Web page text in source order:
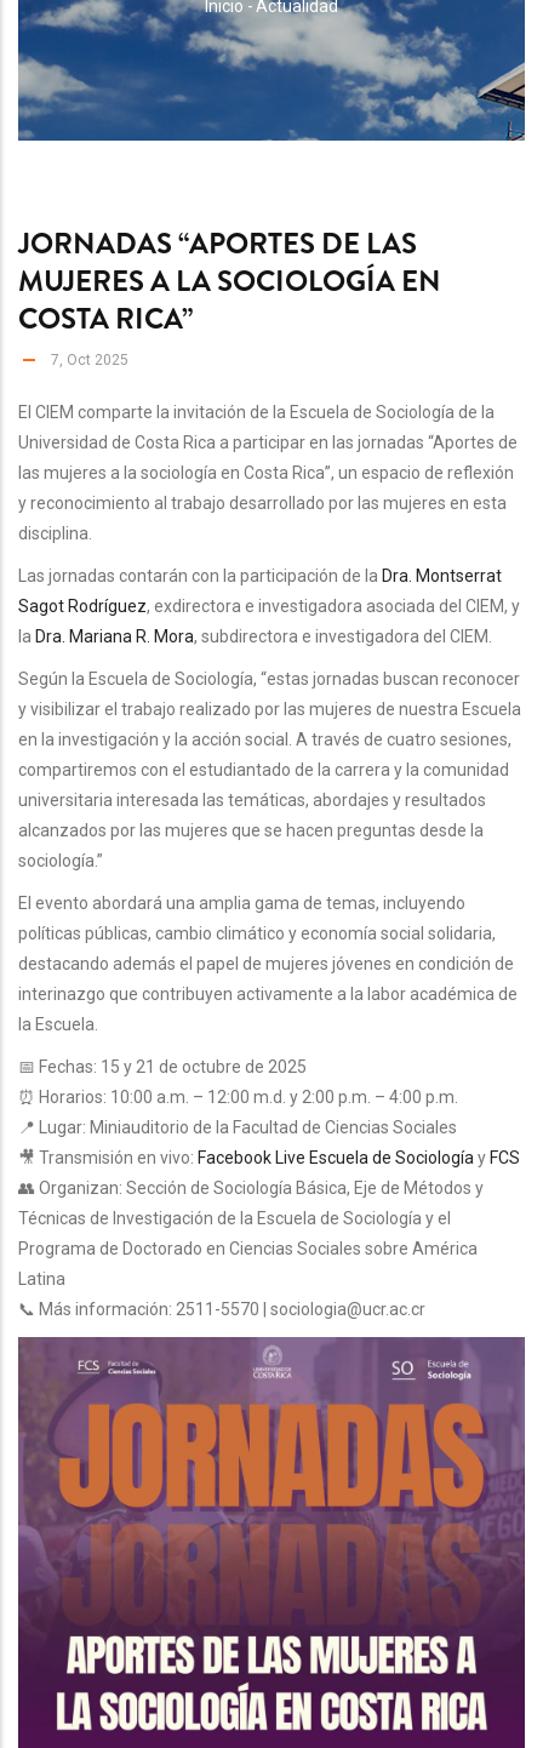
RUTA
DE
NAVEGACIÓN
Inicio -Actualidad
JORNADAS “APORTES DE LAS
MUJERES A LA SOCIOLOGÍA EN
COSTA RICA”
7, Oct 2025
El CIEM comparte la invitación de la Escuela de Sociología de la
Universidad de Costa Rica a participar en las jornadas “Aportes de
las mujeres a la sociología en Costa Rica”, un espacio de reflexión
y reconocimiento al trabajo desarrollado por las mujeres en esta
disciplina.
Las jornadas contarán con la participación de la Dra. Montserrat
Sagot Rodríguez, exdirectora e investigadora asociada del CIEM, y
la Dra. Mariana R. Mora, subdirectora e investigadora del CIEM.
Según la Escuela de Sociología, “estas jornadas buscan reconocer
y visibilizar el trabajo realizado por las mujeres de nuestra Escuela
en la investigación y la acción social. A través de cuatro sesiones,
compartiremos con el estudiantado de la carrera y la comunidad
universitaria interesada las temáticas, abordajes y resultados
alcanzados por las mujeres que se hacen preguntas desde la
sociología.”
El evento abordará una amplia gama de temas, incluyendo
políticas públicas, cambio climático y economía social solidaria,
destacando además el papel de mujeres jóvenes en condición de
interinazgo que contribuyen activamente a la labor académica de
la Escuela.
📅 Fechas: 15 y 21 de octubre de 2025
⏰ Horarios: 10:00 a.m. – 12:00 m.d. y 2:00 p.m. – 4:00 p.m.
📍 Lugar: Miniauditorio de la Facultad de Ciencias Sociales
🎥 Transmisión en vivo: Facebook Live Escuela de Sociologíay FCS
👥 Organizan: Sección de Sociología Básica, Eje de Métodos y
Técnicas de Investigación de la Escuela de Sociología y el
Programa de Doctorado en Ciencias Sociales sobre América
Latina
📞 Más información: 2511-5570 | sociologia@ucr.ac.cr